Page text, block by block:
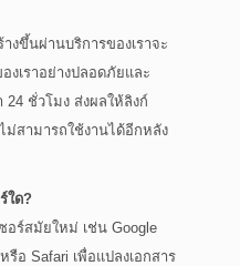
งขึ้นผ่านบริการของเราจะ
งเราอย่างปลอดภัยและ
24 ชั่วโมง ส่งผลให้ลิงก์
ม่สามารถใช้งานได้อีกหลัง
ใด?
อร์สมัยใหม่ เช่น Google
รือ Safari เพื่อแปลงเอกสาร